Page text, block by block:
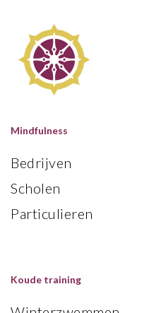
Mindfulness
Bedrijven
Scholen
Particulieren
Koude training